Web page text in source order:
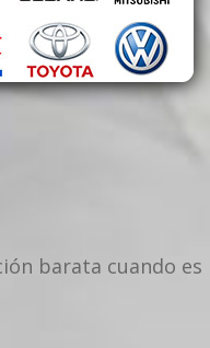
barata cuando es